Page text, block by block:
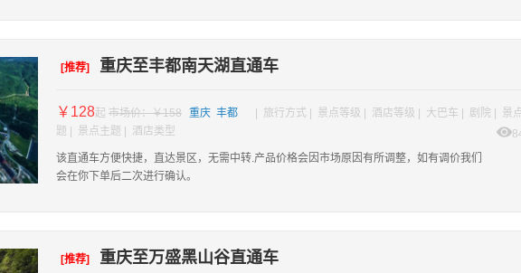
[推荐] 重庆至丰都南天湖直通车
￥128起 市场价：￥158 重庆 丰都
| 旅行方式 | 景点等级 | 酒店等级 | 大巴车 | 剧院 | 景
题 | 景点主题 | 酒店类型
该直通车方便快捷，直达景区，无需中转.产品价格会因市场原因有所调整，如有调价我们
会在你下单后二次进行确认。
[推荐] 重庆至万盛黑山谷直通车